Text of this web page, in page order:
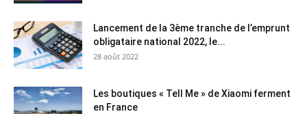
Lancement de la 3ème tranche de l’emprunt
obligataire national 2022, le...
28 août 2022
Les boutiques « Tell Me » de Xiaomi ferment
en France